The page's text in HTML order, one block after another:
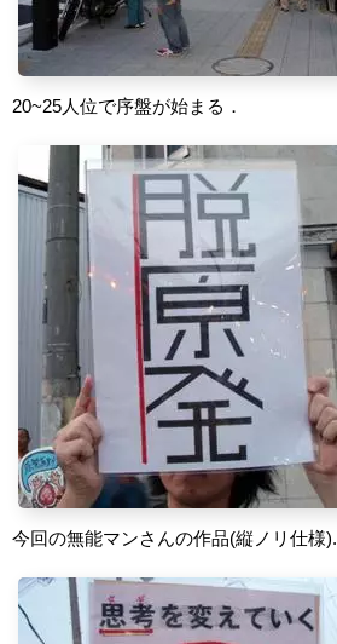
20~25人位で序盤が始まる．
今回の無能マンさんの作品(縦ノリ仕様).